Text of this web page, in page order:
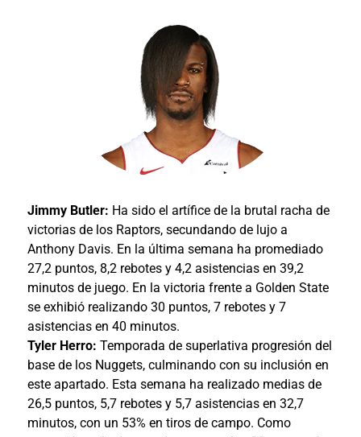
Jimmy Butler: Ha sido el artífice de la brutal racha de
victorias de los Raptors, secundando de lujo a
Anthony Davis. En la última semana ha promediado
27,2 puntos, 8,2 rebotes y 4,2 asistencias en 39,2
minutos de juego. En la victoria frente a Golden State
se exhibió realizando 30 puntos, 7 rebotes y 7
asistencias en 40 minutos.
Tyler Herro: Temporada de superlativa progresión del
base de los Nuggets, culminando con su inclusión en
este apartado. Esta semana ha realizado medias de
26,5 puntos, 5,7 rebotes y 5,7 asistencias en 32,7
minutos, con un 53% en tiros de campo. Como